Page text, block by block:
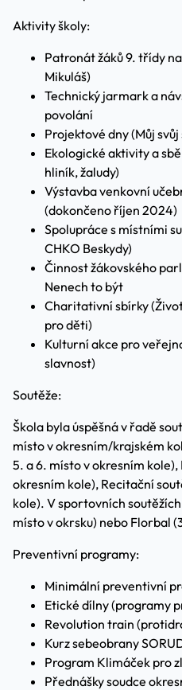
Aktivity školy:
Patronát žáků 9. třídy
Mikuláš)
Technický jarmark a
povolání
Projektové dny (Můj
Ekologické aktivity a
hliník, žaludy)
Výstavba venkovní
(dokončeno říjen 2024)
Spolupráce s místními
CHKO Beskydy)
Činnost žákovského
Nenech to být
Charitativní sbírky
pro děti)
Kulturní akce pro
slavnost)
Soutěže:
Škola byla úspěšná v řadě
místo v okresním/krajském
5. a 6. místo v okresním
okresním kole), Recitační
kole). V sportovních
místo v okrsku) nebo Florbal
Preventivní programy:
Minimální preventivní
Etické dílny (programy
Revolution train
Kurz sebeobrany
Program Klimáček pro
Přednášky soudce